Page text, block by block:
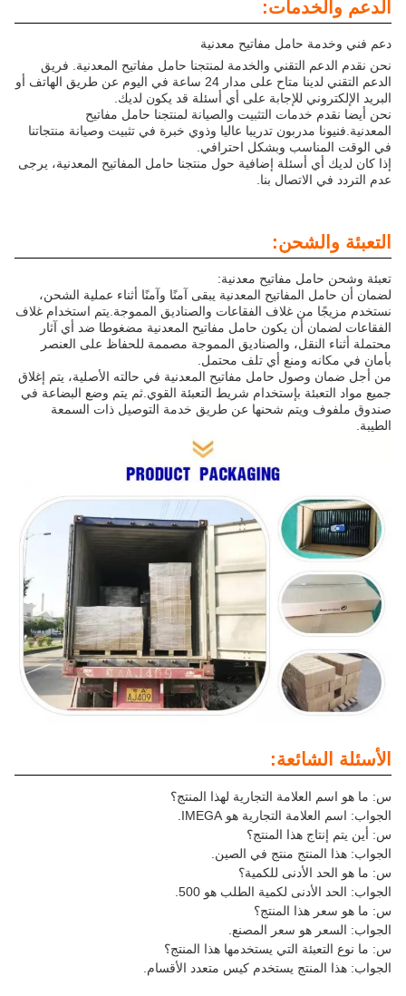
الدعم والخدمات:
دعم فني وخدمة حامل مفاتيح معدنية
نحن نقدم الدعم التقني والخدمة لمنتجنا حامل مفاتيح المعدنية. فريق
الدعم التقني لدينا متاح على مدار 24 ساعة في اليوم عن طريق الهاتف أو
البريد الإلكتروني للإجابة على أي أسئلة قد يكون لديك.
نحن أيضا نقدم خدمات التثبيت والصيانة لمنتجنا حامل مفاتيح
المعدنية.فنيونا مدربون تدريبا عاليا وذوي خبرة في تثبيت وصيانة منتجاتنا
في الوقت المناسب وبشكل احترافي.
إذا كان لديك أي أسئلة إضافية حول منتجنا حامل المفاتيح المعدنية، يرجى
عدم التردد في الاتصال بنا.
التعبئة والشحن:
تعبئة وشحن حامل مفاتيح معدنية:
لضمان أن حامل المفاتيح المعدنية يبقى آمنًا وآمنًا أثناء عملية الشحن،
نستخدم مزيجًا من غلاف الفقاعات والصناديق المموجة.يتم استخدام غلاف
الفقاعات لضمان أن يكون حامل مفاتيح المعدنية مضغوطا ضد أي آثار
محتملة أثناء النقل، والصناديق المموجة مصممة للحفاظ على العنصر
بأمان في مكانه ومنع أي تلف محتمل.
من أجل ضمان وصول حامل مفاتيح المعدنية في حالته الأصلية، يتم إغلاق
جميع مواد التعبئة بإستخدام شريط التعبئة القوي.ثم يتم وضع البضاعة في
صندوق ملفوف ويتم شحنها عن طريق خدمة التوصيل ذات السمعة
الطيبة.
الأسئلة الشائعة:
س: ما هو اسم العلامة التجارية لهذا المنتج؟
الجواب: اسم العلامة التجارية هو IMEGA.
س: أين يتم إنتاج هذا المنتج؟
الجواب: هذا المنتج منتج في الصين.
س: ما هو الحد الأدنى للكمية؟
الجواب: الحد الأدنى لكمية الطلب هو 500.
س: ما هو سعر هذا المنتج؟
الجواب: السعر هو سعر المصنع.
س: ما نوع التعبئة التي يستخدمها هذا المنتج؟
الجواب: هذا المنتج يستخدم كيس متعدد الأقسام.